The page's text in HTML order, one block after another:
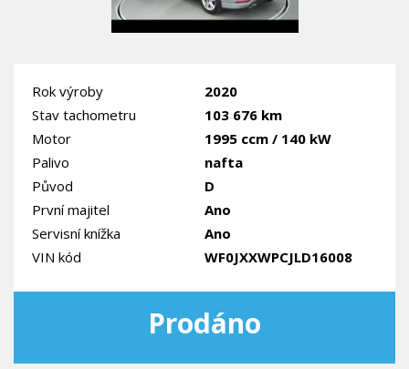
Rok výroby
2020
Stav tachometru
103 676 km
Motor
1995 ccm / 140 kW
Palivo
nafta
Původ
D
První majitel
Ano
Servisní knížka
Ano
VIN kód
WF0JXXWPCJLD16008
Prodáno